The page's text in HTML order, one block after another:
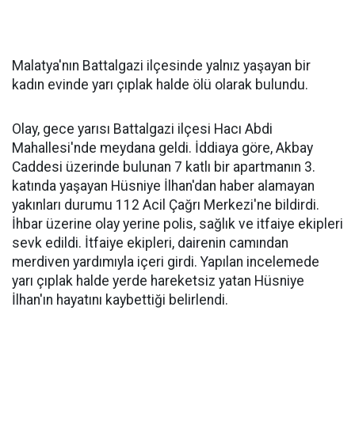
Malatya'nın Battalgazi ilçesinde yalnız yaşayan bir
kadın evinde yarı çıplak halde ölü olarak bulundu.
Olay, gece yarısı Battalgazi ilçesi Hacı Abdi
Mahallesi'nde meydana geldi. İddiaya göre, Akbay
Caddesi üzerinde bulunan 7 katlı bir apartmanın 3.
katında yaşayan Hüsniye İlhan'dan haber alamayan
yakınları durumu 112 Acil Çağrı Merkezi'ne bildirdi.
İhbar üzerine olay yerine polis, sağlık ve itfaiye ekipleri
sevk edildi. İtfaiye ekipleri, dairenin camından
merdiven yardımıyla içeri girdi. Yapılan incelemede
yarı çıplak halde yerde hareketsiz yatan Hüsniye
İlhan'ın hayatını kaybettiği belirlendi.